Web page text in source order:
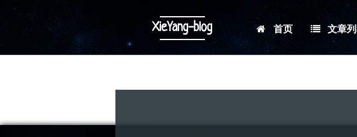
XieYang-blog 首页 文章